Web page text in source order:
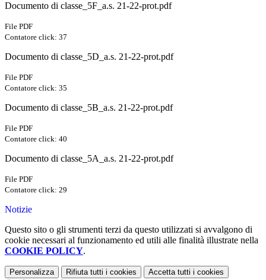
Documento di classe_5F_a.s. 21-22-prot.pdf
File PDF
Contatore click: 37
Documento di classe_5D_a.s. 21-22-prot.pdf
File PDF
Contatore click: 35
Documento di classe_5B_a.s. 21-22-prot.pdf
File PDF
Contatore click: 40
Documento di classe_5A_a.s. 21-22-prot.pdf
File PDF
Contatore click: 29
Notizie
Questo sito o gli strumenti terzi da questo utilizzati si avvalgono di
cookie necessari al funzionamento ed utili alle finalità illustrate nella
COOKIE POLICY.
Personalizza Rifiuta tutti i cookies Accetta tutti i cookies